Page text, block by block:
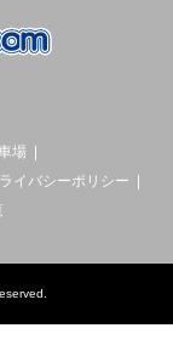
場
イバシーポリシー